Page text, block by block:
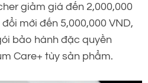
giảm giá đến 2,000,000
mới đến 5,000,000 VND,
bảo hành đặc quyền
Care+ tùy sản phẩm.